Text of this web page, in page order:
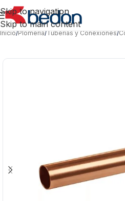
Skip to navigation
Skip to main content
Inicio/Plomería/Tuberías y Conexiones/